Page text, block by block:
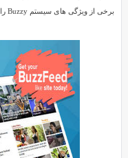
برخی از ویژگی های سیستم Buzzy را نام خواهیم برد. همراه ایران اسکریپت باشید.